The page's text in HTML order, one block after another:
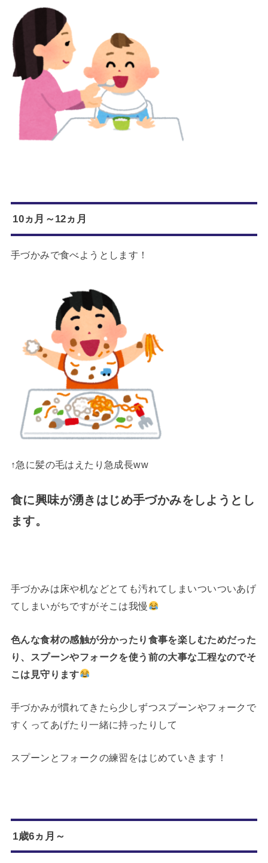
10ヵ月～12ヵ月
手づかみで食べようとします！
↑急に髪の毛はえたり急成長ww
食に興味が湧きはじめ手づかみをしようとし
ます。
手づかみは床や机などとても汚れてしまいついついあげ
てしまいがちですがそこは我慢
色んな食材の感触が分かったり食事を楽しむためだった
り、スプーンやフォークを使う前の大事な工程なのでそ
こは見守ります
手づかみが慣れてきたら少しずつスプーンやフォークで
すくってあげたり一緒に持ったりして
スプーンとフォークの練習をはじめていきます！
1歳6ヵ月～